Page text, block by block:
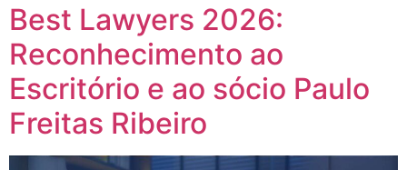
Best Lawyers 2026:
Reconhecimento ao
Escritório e ao sócio Paulo
Freitas Ribeiro